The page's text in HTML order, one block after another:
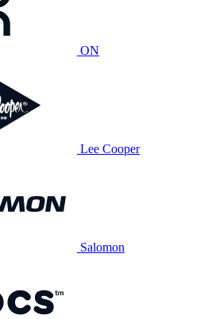
ON
Lee Cooper
Salomon